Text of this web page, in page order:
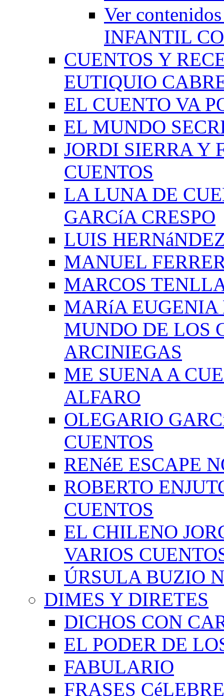
Ver
INFANTIL
CUENTOS Y
EUTIQUIO
EL CUENTO VA
EL MUNDO
JORDI SIERRA Y
CUENTOS
LA LUNA DE
GARCíA CRESPO
LUIS
MANUEL
MARCOS
MARíA EUGENIA
MUNDO DE LOS
ARCINIEGAS
ME SUENA A
ALFARO
OLEGARIO
CUENTOS
RENéE ESCAPE
ROBERTO
CUENTOS
EL CHILENO
VARIOS
ÚRSULA BUZIO
DIMES Y DIRETES
DICHOS CON
EL PODER DE
FABULARIO
FRASES